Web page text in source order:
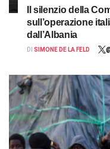
Il silenzio della
sull’operazione
dall’Albania
DI SIMONE DE LA FELD